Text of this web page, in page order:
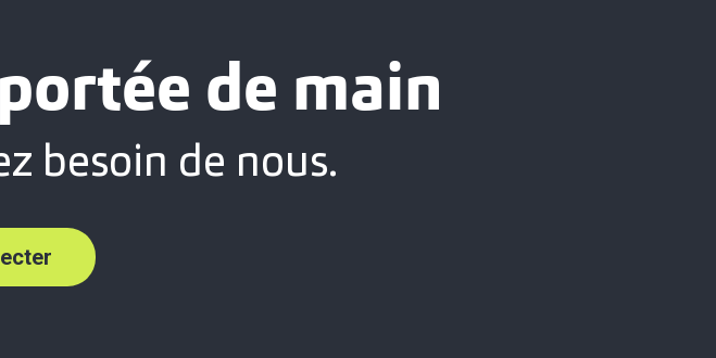
de main
besoin de nous.